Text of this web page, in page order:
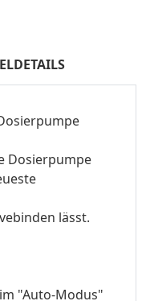
Dosierpumpe
lässt.
"Auto-Modus"